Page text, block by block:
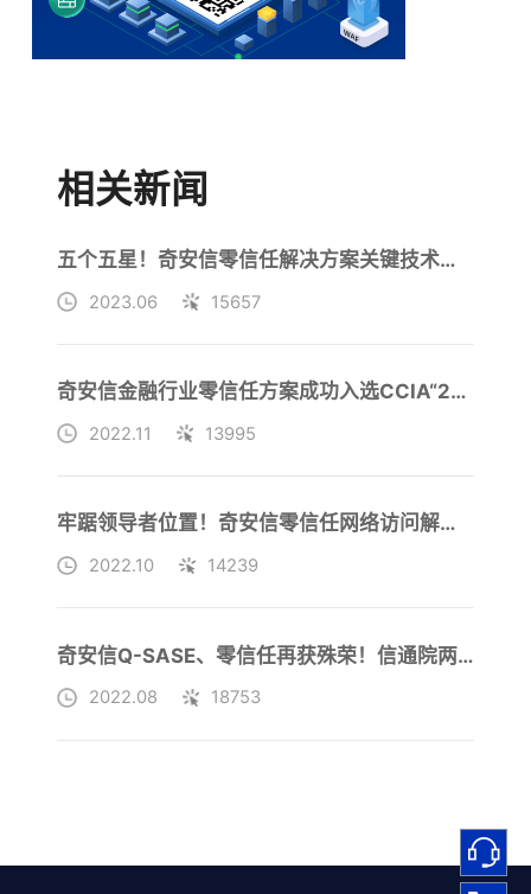
相关新闻
五个五星！奇安信零信任解决方案关键技术指标均表现优异
2023.06 15657
奇安信金融行业零信任方案成功入选CCIA“2022年零信任优秀应用案例”
2022.11 13995
牢踞领导者位置！奇安信零信任网络访问解决方案再获权威机构认可
2022.10 14239
奇安信Q-SASE、零信任再获殊荣！信通院两大年度奖项收入囊中
2022.08 18753